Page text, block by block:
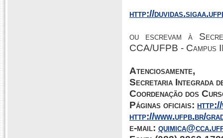
http://
ou escrevam à
CCA/UFPB - Campus
Atenciosamente,
Secretaria Integrada
Coordenação dos
Páginas oficiais: http://
http://www.ufpb.br/
e-mail: